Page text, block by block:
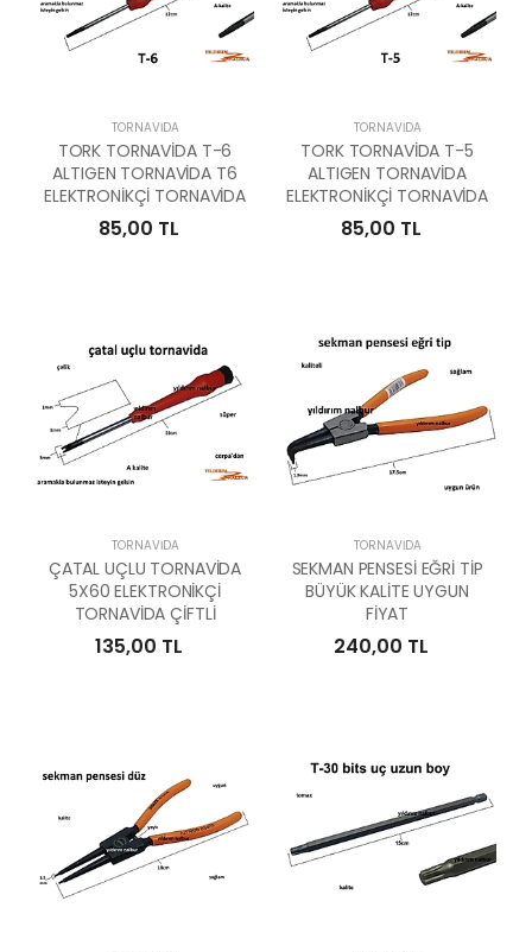
TORNAVIDA
TORK TORNAVİDA T-6
ALTIGEN TORNAVİDA T6
ELEKTRONİKÇİ TORNAVİDA
85,00 TL
TORNAVIDA
TORK TORNAVİDA T-5
ALTIGEN TORNAVİDA
ELEKTRONİKÇİ TORNAVİDA
85,00 TL
TORNAVIDA
ÇATAL UÇLU TORNAVİDA
5X60 ELEKTRONİKÇİ
TORNAVİDA ÇİFTLİ
135,00 TL
TORNAVIDA
SEKMAN PENSESİ EĞRİ TİP
BÜYÜK KALİTE UYGUN
FİYAT
240,00 TL